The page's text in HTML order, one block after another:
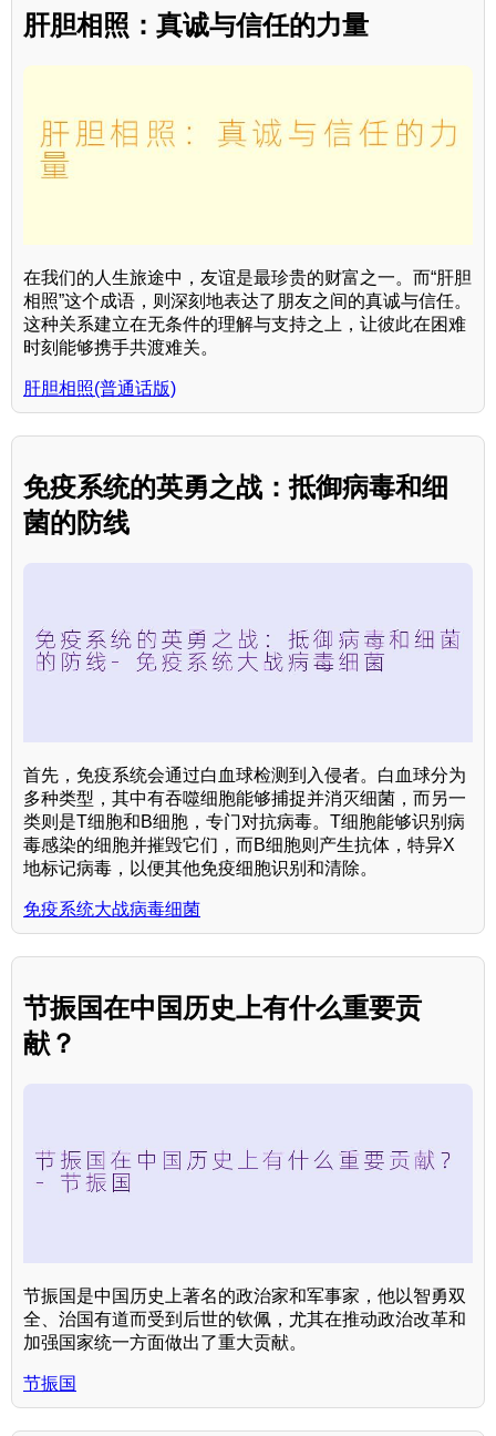
肝胆相照：真诚与信任的力量
在我们的人生旅途中，友谊是最珍贵的财富之一。而“肝胆
相照”这个成语，则深刻地表达了朋友之间的真诚与信任。
这种关系建立在无条件的理解与支持之上，让彼此在困难
时刻能够携手共渡难关。
肝胆相照(普通话版)
免疫系统的英勇之战：抵御病毒和细
菌的防线
首先，免疫系统会通过白血球检测到入侵者。白血球分为
多种类型，其中有吞噬细胞能够捕捉并消灭细菌，而另一
类则是T细胞和B细胞，专门对抗病毒。T细胞能够识别病
毒感染的细胞并摧毁它们，而B细胞则产生抗体，特异X
地标记病毒，以便其他免疫细胞识别和清除。
免疫系统大战病毒细菌
节振国在中国历史上有什么重要贡
献？
节振国是中国历史上著名的政治家和军事家，他以智勇双
全、治国有道而受到后世的钦佩，尤其在推动政治改革和
加强国家统一方面做出了重大贡献。
节振国